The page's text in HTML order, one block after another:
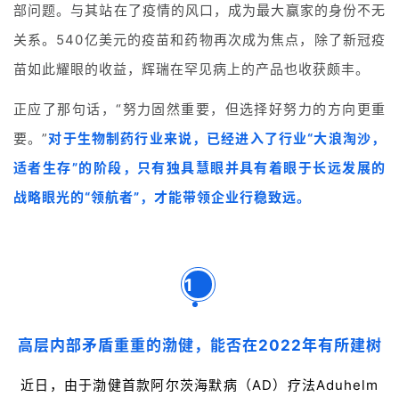
部问题。与其站在了疫情的风口，成为最大赢家的身份不无
关系。540亿美元的疫苗和药物再次成为焦点，除了新冠疫
苗如此耀眼的收益，辉瑞在罕见病上的产品也收获颇丰。
正应了那句话，“努力固然重要，但选择好努力的方向更重
要。”对于生物制药行业来说，已经进入了行业“大浪淘沙，
适者生存”的阶段，只有独具慧眼并具有着眼于长远发展的
战略眼光的“领航者”，才能带领企业行稳致远。
1
高层内部矛盾重重的渤健，能否在2022年有所建树
近日，由于渤健首款阿尔茨海默病（AD）疗法Aduhelm